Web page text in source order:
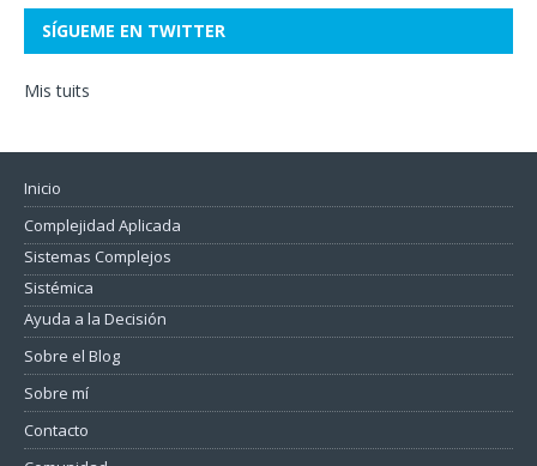
SÍGUEME EN TWITTER
Mis tuits
Inicio
Complejidad Aplicada
Sistemas Complejos
Sistémica
Ayuda a la Decisión
Sobre el Blog
Sobre mí
Contacto